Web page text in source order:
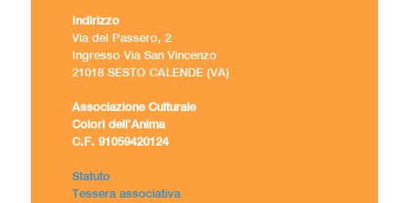
Indirizzo
Via del Passero, 2
Ingresso Via San Vincenzo
21018 SESTO CALENDE (VA)
Associazione Culturale
Colori dell’Anima
C.F. 91059420124
Statuto
Tessera associativa